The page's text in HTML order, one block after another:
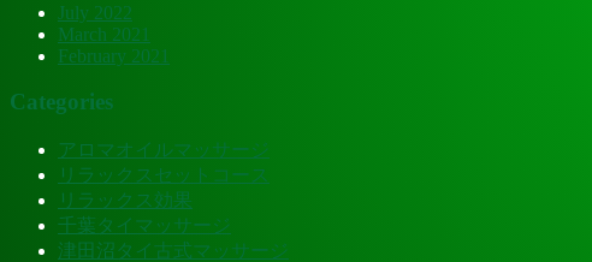
July 2022
March 2021
February 2021
Categories
アロマオイルマッサージ
リラックスセットコース
リラックス効果
千葉タイマッサージ
津田沼タイ古式マッサージ